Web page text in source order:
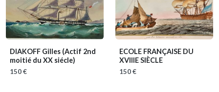
DIAKOFF Gilles (Actif 2nd
moitié du XX siécle)
150 €
ECOLE FRANÇAISE DU
XVIIIE SIÈCLE
150 €